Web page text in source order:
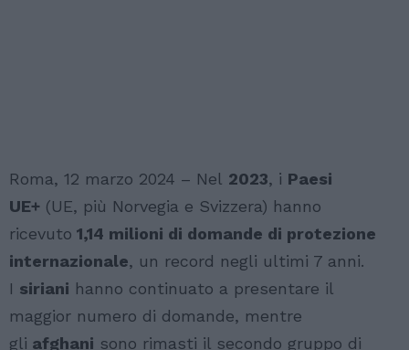
Roma, 12 marzo 2024 – Nel 2023, i Paesi
UE+ (UE, più Norvegia e Svizzera) hanno
ricevuto 1,14 milioni di domande di protezione
internazionale, un record negli ultimi 7 anni.
I siriani hanno continuato a presentare il
maggior numero di domande, mentre
gli afghani sono rimasti il secondo gruppo di